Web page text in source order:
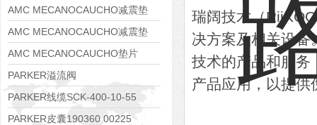
AMC MECANOCAUCHO减震垫
138552
AMC MECANOCAUCHO减震垫
138551
AMC MECANOCAUCHO垫片
608074
PARKER溢流阀
RE06M35W2N1KWXG087
PARKER线缆SCK-400-10-55
PARKER皮囊190360 00225
瑞阔技术（
决方案及相关设备
技术的产品和服务
产品应用，以提供